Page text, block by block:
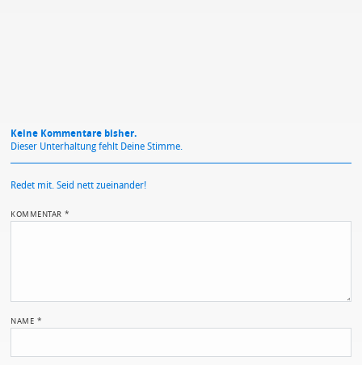
Keine Kommentare bisher.
Dieser Unterhaltung fehlt Deine Stimme.
Redet mit. Seid nett zueinander!
KOMMENTAR*
NAME *